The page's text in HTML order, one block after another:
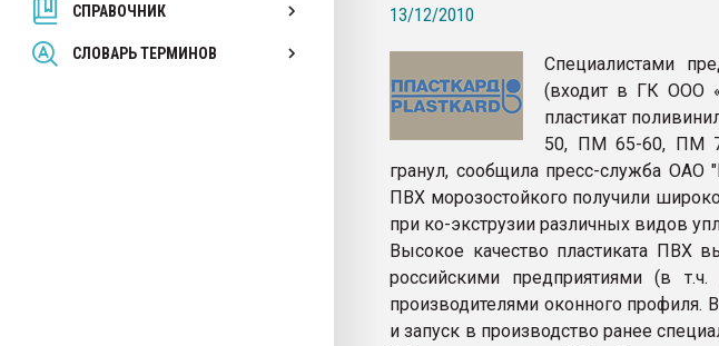
СПРАВОЧНИК
СЛОВАРЬ ТЕРМИНОВ
13/12/2010
Специалистами
(входит в ГК ООО
пластикат
50, ПМ 65-60, ПМ
гранул, сообщила пресс-служба ОАО
ПВХ морозостойкого получили
при ко-экструзии различных видов
Высокое качество пластиката ПВХ
российскими предприятиями (в
производителями оконного профиля.
и запуск в производство ранее